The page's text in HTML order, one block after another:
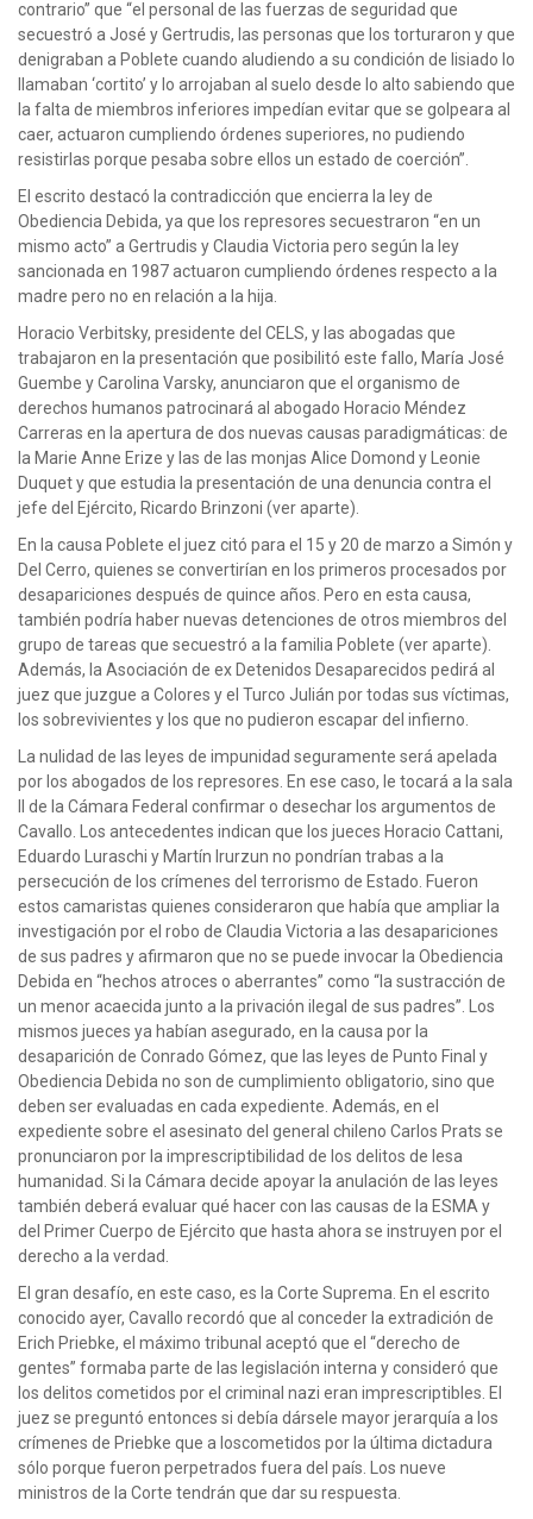
contrario” que “el personal de las fuerzas de seguridad que
secuestró a José y Gertrudis, las personas que los torturaron y que
denigraban a Poblete cuando aludiendo a su condición de lisiado lo
llamaban ‘cortito’ y lo arrojaban al suelo desde lo alto sabiendo que
la falta de miembros inferiores impedían evitar que se golpeara al
caer, actuaron cumpliendo órdenes superiores, no pudiendo
resistirlas porque pesaba sobre ellos un estado de coerción”.
El escrito destacó la contradicción que encierra la ley de
Obediencia Debida, ya que los represores secuestraron “en un
mismo acto” a Gertrudis y Claudia Victoria pero según la ley
sancionada en 1987 actuaron cumpliendo órdenes respecto a la
madre pero no en relación a la hija.
Horacio Verbitsky, presidente del CELS, y las abogadas que
trabajaron en la presentación que posibilitó este fallo, María José
Guembe y Carolina Varsky, anunciaron que el organismo de
derechos humanos patrocinará al abogado Horacio Méndez
Carreras en la apertura de dos nuevas causas paradigmáticas: de
la Marie Anne Erize y las de las monjas Alice Domond y Leonie
Duquet y que estudia la presentación de una denuncia contra el
jefe del Ejército, Ricardo Brinzoni (ver aparte).
En la causa Poblete el juez citó para el 15 y 20 de marzo a Simón y
Del Cerro, quienes se convertirían en los primeros procesados por
desapariciones después de quince años. Pero en esta causa,
también podría haber nuevas detenciones de otros miembros del
grupo de tareas que secuestró a la familia Poblete (ver aparte).
Además, la Asociación de ex Detenidos Desaparecidos pedirá al
juez que juzgue a Colores y el Turco Julián por todas sus víctimas,
los sobrevivientes y los que no pudieron escapar del infierno.
La nulidad de las leyes de impunidad seguramente será apelada
por los abogados de los represores. En ese caso, le tocará a la sala
II de la Cámara Federal confirmar o desechar los argumentos de
Cavallo. Los antecedentes indican que los jueces Horacio Cattani,
Eduardo Luraschi y Martín Irurzun no pondrían trabas a la
persecución de los crímenes del terrorismo de Estado. Fueron
estos camaristas quienes consideraron que había que ampliar la
investigación por el robo de Claudia Victoria a las desapariciones
de sus padres y afirmaron que no se puede invocar la Obediencia
Debida en “hechos atroces o aberrantes” como “la sustracción de
un menor acaecida junto a la privación ilegal de sus padres”. Los
mismos jueces ya habían asegurado, en la causa por la
desaparición de Conrado Gómez, que las leyes de Punto Final y
Obediencia Debida no son de cumplimiento obligatorio, sino que
deben ser evaluadas en cada expediente. Además, en el
expediente sobre el asesinato del general chileno Carlos Prats se
pronunciaron por la imprescriptibilidad de los delitos de lesa
humanidad. Si la Cámara decide apoyar la anulación de las leyes
también deberá evaluar qué hacer con las causas de la ESMA y
del Primer Cuerpo de Ejército que hasta ahora se instruyen por el
derecho a la verdad.
El gran desafío, en este caso, es la Corte Suprema. En el escrito
conocido ayer, Cavallo recordó que al conceder la extradición de
Erich Priebke, el máximo tribunal aceptó que el “derecho de
gentes” formaba parte de las legislación interna y consideró que
los delitos cometidos por el criminal nazi eran imprescriptibles. El
juez se preguntó entonces si debía dársele mayor jerarquía a los
crímenes de Priebke que a loscometidos por la última dictadura
sólo porque fueron perpetrados fuera del país. Los nueve
ministros de la Corte tendrán que dar su respuesta.